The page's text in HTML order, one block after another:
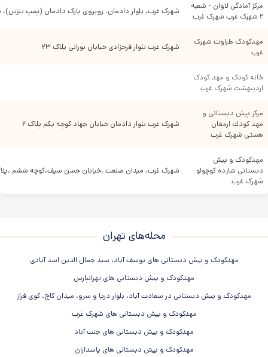
مرکز آمادگی لاوان - شعبه
۲ شهرک غرب شهرک غرب
شهرک غرب، بلوار دادمان، روبروی پارک دادمان (پمپ بنزین)،
مهدکودک طراوت شهرک
غرب
شهرک غرب بلوار فرحزادی خیابان نورانی پلاک ۲۳
خانه کودک و مهد کودک
اردیبهشت شهرک غرب
مركز پیش دبستانی و
مهد كودك ارمغان
هستی شهرک غرب
شهرک غرب بلوار دادمان خیابان جهاد کوچه یکم پلاک ٢
مهدكودک و پیش
دبستانى شازده كوچولو
شهرک غرب
شهرک غرب، میدان صنعت ،خیابان حسن سیف،کوچه ششم
محله‌های تهران
مهدکودک و پیش دبستانی های یوسف آباد، سید جمال الدین اسد آبادی
مهدکودک و پیش دبستانی های تهرانپارس
مهدکودک و پیش دبستانی در سعادت آباد، بلوار دریا و سرو، میدان کاج، کوی فراز
مهدکودک و پیش دبستانی های شهرک غرب
مهدکودک و پیش دبستانی های جنت آباد
مهدکودک و پیش دبستانی های پاسداران